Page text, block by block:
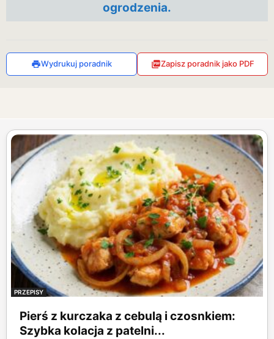
ogrodzenia.
Wydrukuj poradnik Zapisz poradnik jako PDF
PRZEPISY
Pierś z kurczaka z cebulą i czosnkiem:
Szybka kolacja z patelni...